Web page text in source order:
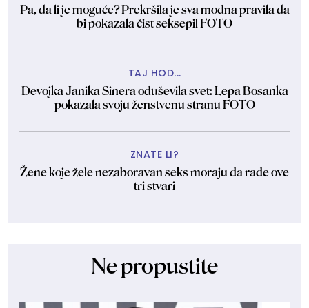
Pa, da li je moguće? Prekršila je sva modna pravila da
bi pokazala čist seksepil FOTO
TAJ HOD...
Devojka Janika Sinera oduševila svet: Lepa Bosanka
pokazala svoju ženstvenu stranu FOTO
ZNATE LI?
Žene koje žele nezaboravan seks moraju da rade ove
tri stvari
Ne propustite